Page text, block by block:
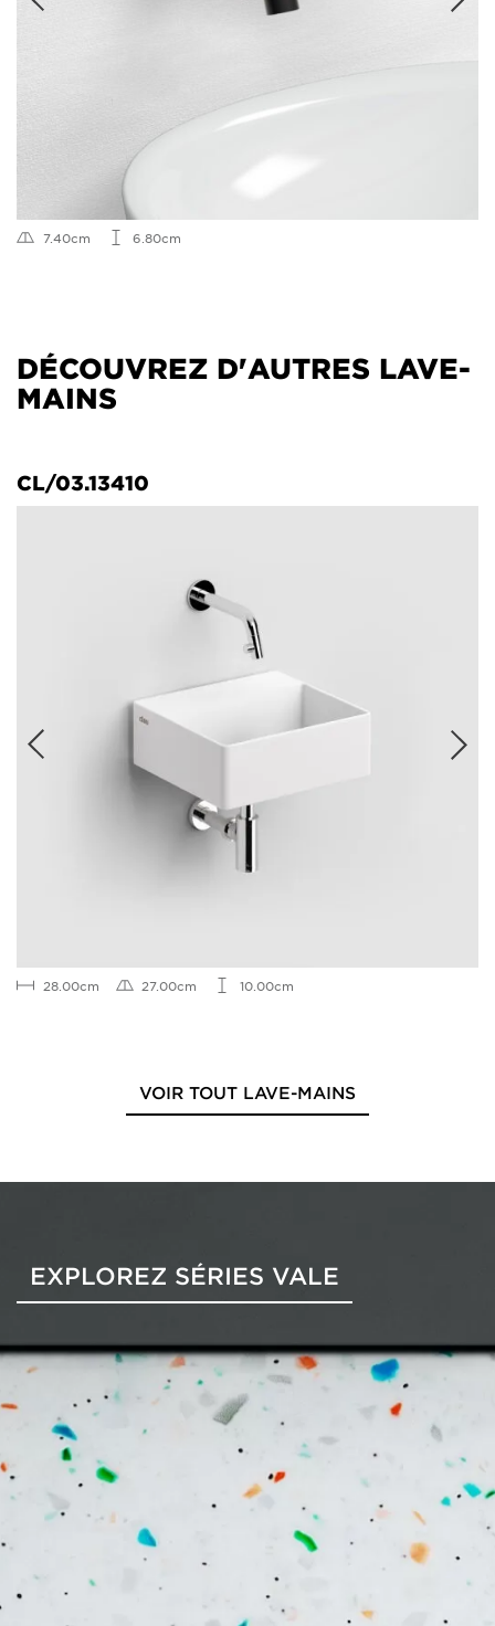
7.40cm 6.80cm
DÉCOUVREZ D'AUTRES LAVE-
MAINS
CL/03.13410
28.00cm 27.00cm 10.00cm
VOIR TOUT LAVE-MAINS
EXPLOREZ SÉRIES VALE